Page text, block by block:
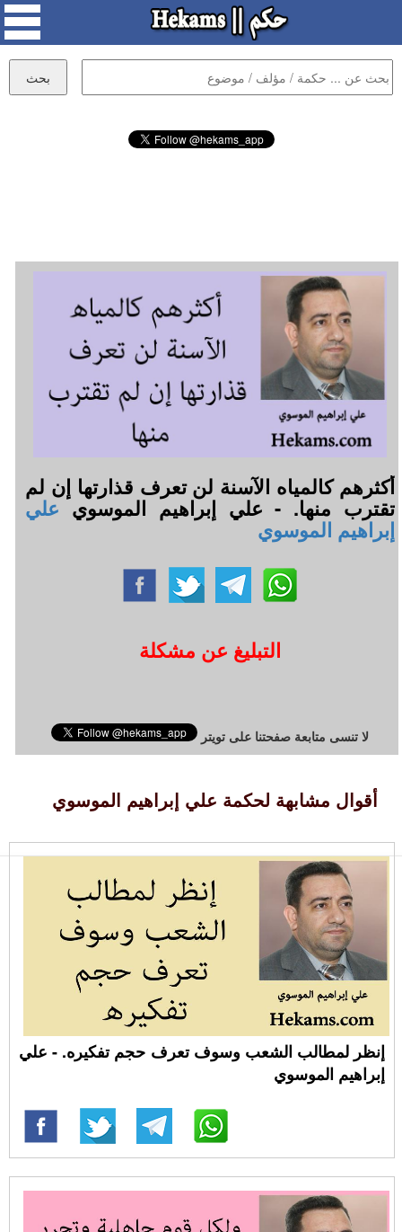
أكثرهم كالمياه الآسنة لن تعرف قذارتها إن لم
تقترب منها. - علي إبراهيم الموسويعلي
إبراهيم الموسوي
التبليغ عن مشكلة
لا تنسى متابعة صفحتنا على تويتر
أقوال مشابهة لحكمة علي إبراهيم الموسوي
إنظر لمطالب الشعب وسوف تعرف حجم تفكيره. - علي
إبراهيم الموسوي